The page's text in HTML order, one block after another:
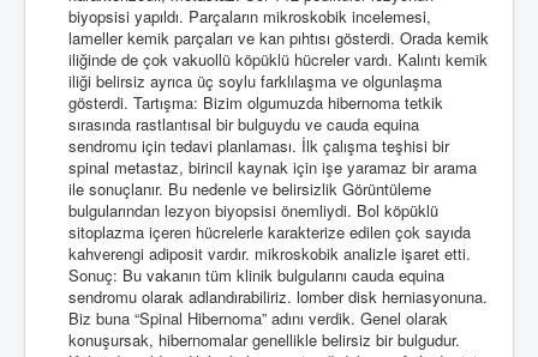
biyopsisi yapıldı. Parçaların mikroskobik incelemesi,
lameller kemik parçaları ve kan pıhtısı gösterdi. Orada kemik
iliğinde de çok vakuollü köpüklü hücreler vardı. Kalıntı kemik
iliği belirsiz ayrıca üç soylu farklılaşma ve olgunlaşma
gösterdi. Tartışma: Bizim olgumuzda hibernoma tetkik
sırasında rastlantısal bir bulguydu ve cauda equina
sendromu için tedavi planlaması. İlk çalışma teşhisi bir
spinal metastaz, birincil kaynak için işe yaramaz bir arama
ile sonuçlanır. Bu nedenle ve belirsizlik Görüntüleme
bulgularından lezyon biyopsisi önemliydi. Bol köpüklü
sitoplazma içeren hücrelerle karakterize edilen çok sayıda
kahverengi adiposit vardır. mikroskobik analizle işaret etti.
Sonuç: Bu vakanın tüm klinik bulgularını cauda equina
sendromu olarak adlandırabiliriz. lomber disk herniasyonuna.
Biz buna “Spinal Hibernoma” adını verdik. Genel olarak
konuşursak, hibernomalar genellikle belirsiz bir bulgudur.